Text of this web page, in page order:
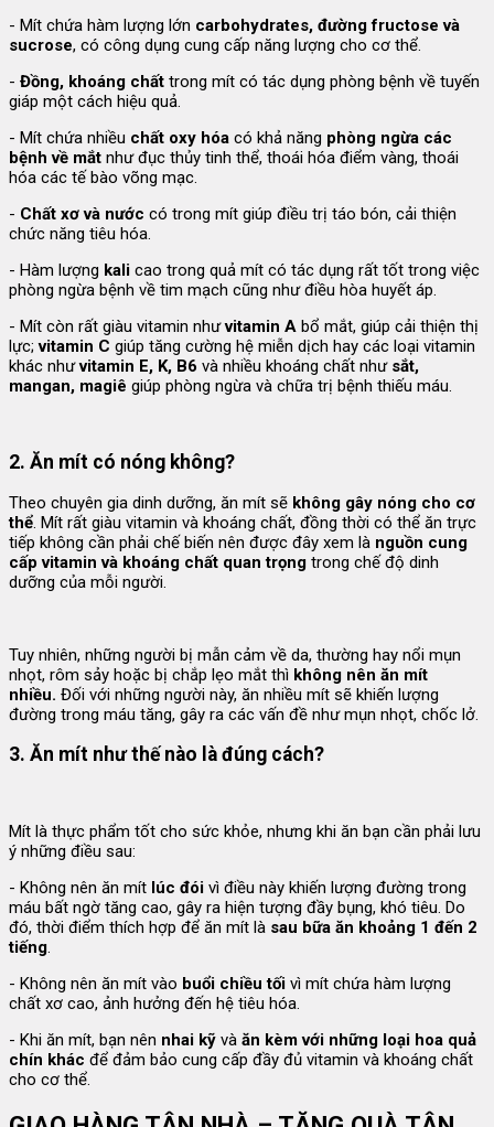
- Mít chứa hàm lượng lớn carbohydrates, đường fructose và
sucrose, có công dụng cung cấp năng lượng cho cơ thể.
- Đồng, khoáng chất trong mít có tác dụng phòng bệnh về tuyến
giáp một cách hiệu quả.
- Mít chứa nhiều chất oxy hóa có khả năng phòng ngừa các
bệnh về mắt như đục thủy tinh thể, thoái hóa điểm vàng, thoái
hóa các tế bào võng mạc.
- Chất xơ và nước có trong mít giúp điều trị táo bón, cải thiện
chức năng tiêu hóa.
- Hàm lượng kali cao trong quả mít có tác dụng rất tốt trong việc
phòng ngừa bệnh về tim mạch cũng như điều hòa huyết áp.
- Mít còn rất giàu vitamin nhưvitamin A bổ mắt, giúp cải thiện thị
lực;vitamin C giúp tăng cường hệ miễn dịch hay các loại vitamin
khác nhưvitamin E, K, B6 và nhiều khoáng chất như sắt,
mangan, magiê giúp phòng ngừa và chữa trị bệnh thiếu máu.
2. Ăn mít có nóng không?
Theo chuyên gia dinh dưỡng, ăn mít sẽ không gây nóng cho cơ
thể. Mít rất giàu vitamin và khoáng chất, đồng thời có thể ăn trực
tiếp không cần phải chế biến nên được đây xem là nguồn cung
cấp vitamin và khoáng chất quan trọng trong chế độ dinh
dưỡng của mỗi người.
Tuy nhiên, những người bị mẫn cảm về da, thường hay nổi mụn
nhọt, rôm sảy hoặc bị chắp lẹo mắt thì không nên ăn mít
nhiều. Đối với những người này, ăn nhiều mít sẽ khiến lượng
đường trong máu tăng, gây ra các vấn đề như mụn nhọt, chốc lở.
3. Ăn mít như thế nào là đúng cách?
Mít là thực phẩm tốt cho sức khỏe, nhưng khi ăn bạn cần phải lưu
ý những điều sau:
- Không nên ăn mít lúc đói vì điều này khiến lượng đường trong
máu bất ngờ tăng cao, gây ra hiện tượng đầy bụng, khó tiêu. Do
đó, thời điểm thích hợp để ăn mít là sau bữa ăn khoảng 1 đến 2
tiếng.
- Không nên ăn mít vào buổi chiều tối vì mít chứa hàm lượng
chất xơ cao, ảnh hưởng đến hệ tiêu hóa.
- Khi ăn mít, bạn nên nhai kỹ và ăn kèm với những loại hoa quả
chín khác để đảm bảo cung cấp đầy đủ vitamin và khoáng chất
cho cơ thể.